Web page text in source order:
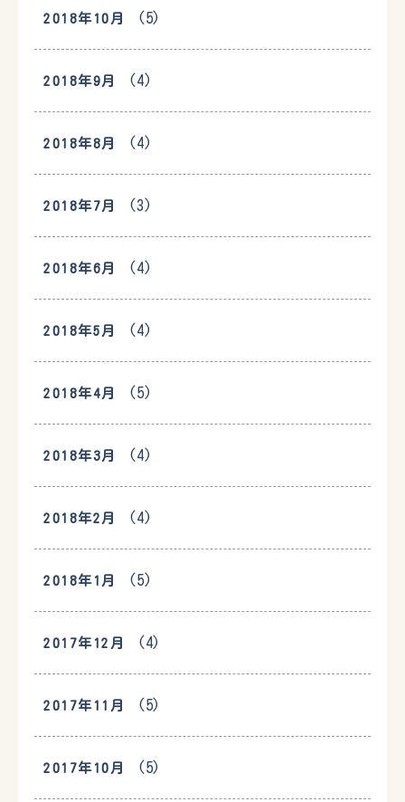
2018年10月 (5)
2018年9月 (4)
2018年8月 (4)
2018年7月 (3)
2018年6月 (4)
2018年5月 (4)
2018年4月 (5)
2018年3月 (4)
2018年2月 (4)
2018年1月 (5)
2017年12月 (4)
2017年11月 (5)
2017年10月 (5)